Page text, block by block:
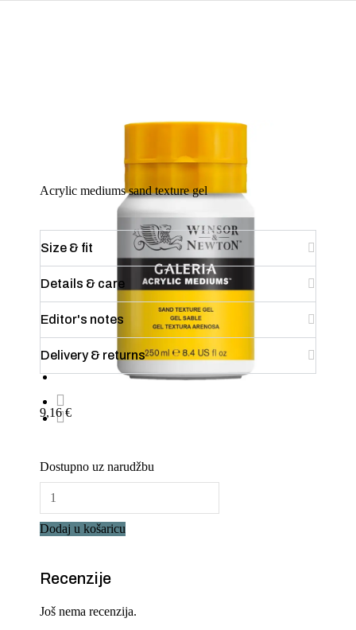
Acrylic mediums sand texture gel
Size & fit
Details & care
Editor's notes
Delivery & returns
9,16€
Dostupno uz narudžbu
Dodaj u košaricu
Recenzije
Još nema recenzija.